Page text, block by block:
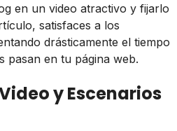
en un video atractivo y fijarlo
satisfaces a los
drásticamente el tiempo
pasan en tu página web.
y Escenarios